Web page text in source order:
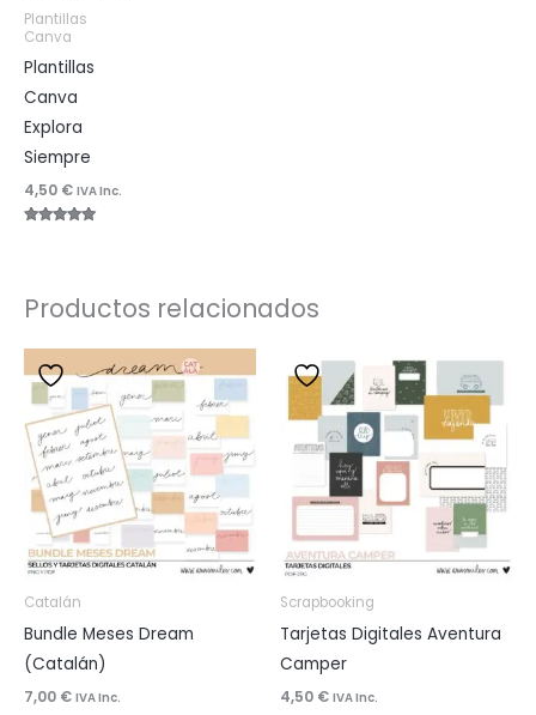
Plantillas
Canva
Plantillas
Canva
Explora
Siempre
4,50 € IVA Inc.
Productos relacionados
Catalán
Bundle Meses Dream
(Catalán)
7,00 € IVA Inc.
Scrapbooking
Tarjetas Digitales Aventura
Camper
4,50 € IVA Inc.